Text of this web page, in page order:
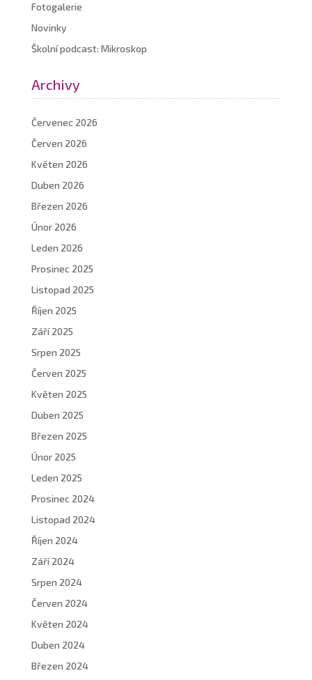
Fotogalerie
Novinky
Školní podcast: Mikroskop
Archivy
Červenec 2026
Červen 2026
Květen 2026
Duben 2026
Březen 2026
Únor 2026
Leden 2026
Prosinec 2025
Listopad 2025
Říjen 2025
Září 2025
Srpen 2025
Červen 2025
Květen 2025
Duben 2025
Březen 2025
Únor 2025
Leden 2025
Prosinec 2024
Listopad 2024
Říjen 2024
Září 2024
Srpen 2024
Červen 2024
Květen 2024
Duben 2024
Březen 2024